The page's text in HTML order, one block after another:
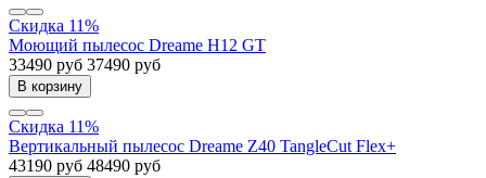
Скидка 11%
Моющий пылесос Dreame H12 GT
33490 руб 37490 руб
В корзину
Скидка 11%
Вертикальный пылесос Dreame Z40 TangleCut Flex+
43190 руб 48490 руб